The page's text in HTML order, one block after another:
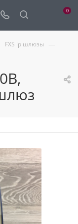
0
FXS ip шлюзы —